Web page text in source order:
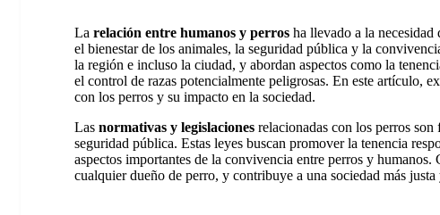
La relación entre humanos y perros ha llevado a la necesidad
el bienestar de los animales, la seguridad pública y la
la región e incluso la ciudad, y abordan aspectos como la
el control de razas potencialmente peligrosas. En este artículo,
con los perros y su impacto en la sociedad.
Las normativas y legislaciones relacionadas con los perros son
seguridad pública. Estas leyes buscan promover la tenencia
aspectos importantes de la convivencia entre perros y
cualquier dueño de perro, y contribuye a una sociedad más justa